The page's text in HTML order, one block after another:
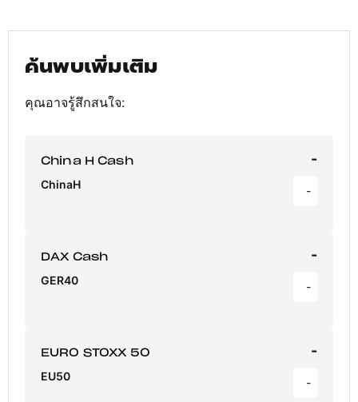
ค้นพบเพิ่มเติม
คุณอาจรู้สึกสนใจ:
China H Cash
ChinaH
-
-
DAX Cash
GER40
-
-
EURO STOXX 50
EU50
-
-